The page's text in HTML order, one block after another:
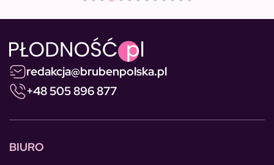
redakcja@brubenpolska.pl
+48 505 896 877
BIURO